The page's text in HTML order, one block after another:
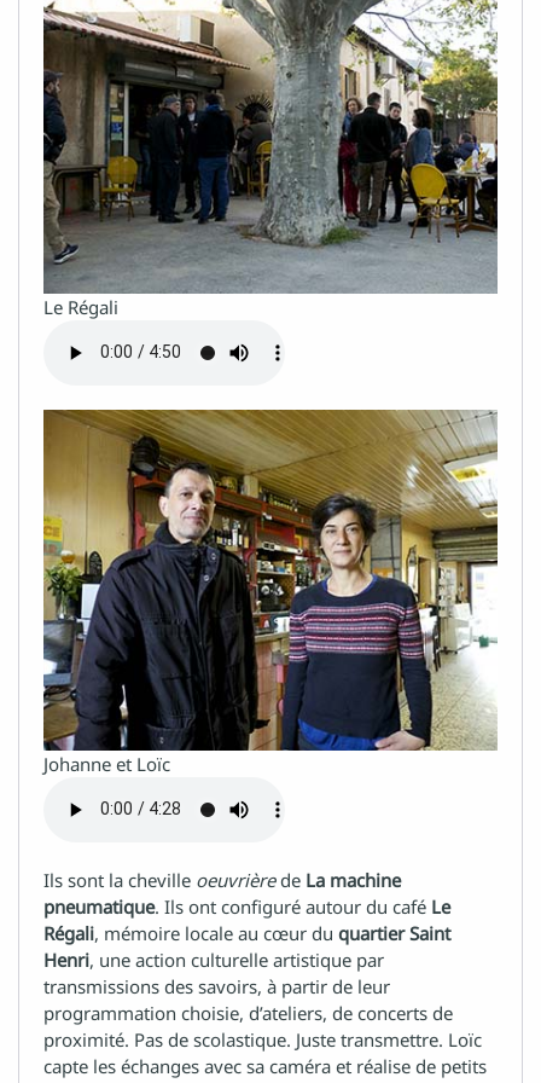
Le Régali
Johanne et Loïc
Ils sont la cheville oeuvrièrede La machine
pneumatique. Ils ont configuré autour du café Le
Régali, mémoire locale au cœur du quartier Saint
Henri, une action culturelle artistique par
transmissions des savoirs, à partir de leur
programmation choisie, d’ateliers, de concerts de
proximité. Pas de scolastique. Juste transmettre. Loïc
capte les échanges avec sa caméra et réalise de petits